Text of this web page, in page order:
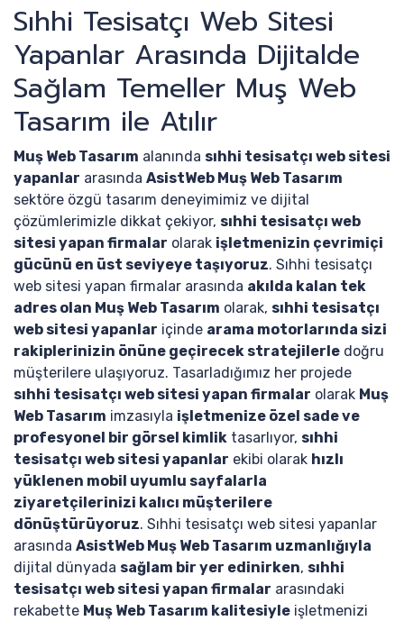
Sıhhi Tesisatçı Web Sitesi
Yapanlar Arasında Dijitalde
Sağlam Temeller Muş Web
Tasarım ile Atılır
Muş Web Tasarım alanında sıhhi tesisatçı web sitesi
yapanlar arasında AsistWeb Muş Web Tasarım
sektöre özgü tasarım deneyimimiz ve dijital
çözümlerimizle dikkat çekiyor, sıhhi tesisatçı web
sitesi yapan firmalar olarak işletmenizin çevrimiçi
gücünü en üst seviyeye taşıyoruz. Sıhhi tesisatçı
web sitesi yapan firmalar arasında akılda kalan tek
adres olan Muş Web Tasarım olarak, sıhhi tesisatçı
web sitesi yapanlar içinde arama motorlarında sizi
rakiplerinizin önüne geçirecek stratejilerle doğru
müşterilere ulaşıyoruz. Tasarladığımız her projede
sıhhi tesisatçı web sitesi yapan firmalar olarak Muş
Web Tasarım imzasıyla işletmenize özel sade ve
profesyonel bir görsel kimlik tasarlıyor, sıhhi
tesisatçı web sitesi yapanlar ekibi olarak hızlı
yüklenen mobil uyumlu sayfalarla
ziyaretçilerinizi kalıcı müşterilere
dönüştürüyoruz. Sıhhi tesisatçı web sitesi yapanlar
arasında AsistWeb Muş Web Tasarım uzmanlığıyla
dijital dünyada sağlam bir yer edinirken, sıhhi
tesisatçı web sitesi yapan firmalar arasındaki
rekabette Muş Web Tasarım kalitesiyle işletmenizi